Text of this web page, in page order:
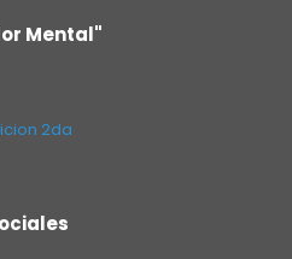
Mental"